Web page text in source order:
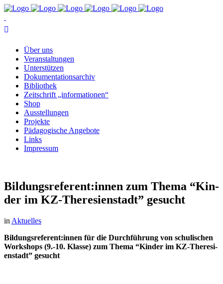
Über uns
Ver­an­stal­tun­gen
Un­ter­stüt­zen
Do­ku­men­ta­ti­ons­ar­chiv
Bi­blio­thek
Zeit­schrift „in­for­ma­tio­nen“
Shop
Aus­stel­lun­gen
Pro­jek­te
Päd­ago­gi­sche Angebote
Links
Im­pres­sum
Bildungsreferent:innen zum The­ma “Kin­
der im KZ-The­re­si­en­stadt” gesucht
in Aktuelles
Bildungsreferent:innen für die Durch­füh­rung von schu­li­schen
Work­shops (9.-10. Klas­se) zum The­ma “Kin­der im KZ-The­re­si­
en­stadt” gesucht